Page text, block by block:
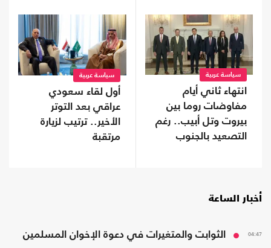
سياسة عربية
انتهاء ثاني أيام
مفاوضات روما بين
بيروت وتل أبيب.. رغم
التصعيد بالجنوب
سياسة عربية
أول لقاء سعودي
عراقي بعد التوتر
الأخير.. ترتيب لزيارة
مرتقبة
أخبار الساعة
04:47 الثوابت والمتغيرات في دعوة الإخوان المسلمين